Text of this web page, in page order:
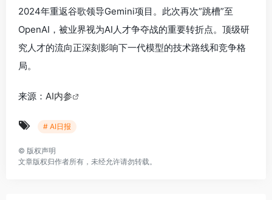
2024年重返谷歌领导Gemini项目。此次再次”跳槽”至
OpenAI，被业界视为AI人才争夺战的重要转折点。顶级研
究人才的流向正深刻影响下一代模型的技术路线和竞争格
局。
来源： AI内参
# AI日报
© 版权声明
文章版权归作者所有，未经允许请勿转载。